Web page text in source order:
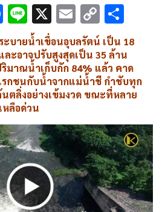
F
ac
e
b
o
o
k
Li
n
e
X E
m
ai
l
C
o
py
Li
n
h
ar
e
บายน้ำเขื่อนอุบลรัตน์ เป็น 18
ะอาจปรับสูงสุดเป็น 35 ล้าน
มาณน้ำเก็บกัก 84% แล้ว คาด
กชนกับน้ำจากแม่น้ำชี กำชับทุก
ตลิ่งอย่างเข้มงวด ขณะที่หลาย
หลือด่วน